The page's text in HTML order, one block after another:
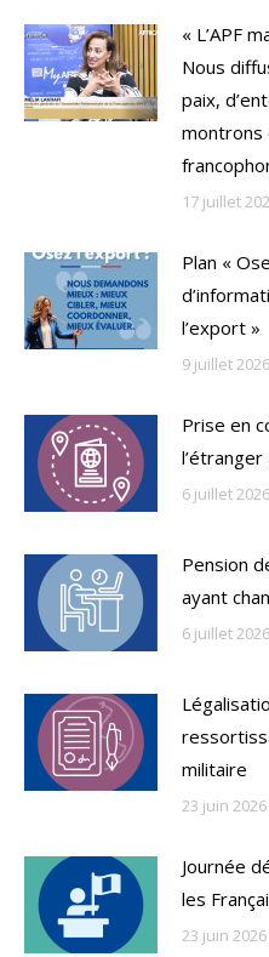
« L’APF
Nous
paix,
montrons
17 juillet
Plan «
l’export »
9 juillet 2026
Prise en
6 juillet 2026
Pension
ayant
6 juillet 2026
militaire
23 juin 2026
Journée
les
23 juin 2026